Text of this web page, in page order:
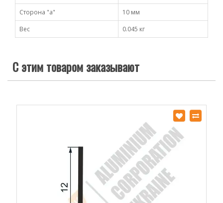
Сторона "а"
10 мм
Вес
0.045 кг
С этим товаром заказывают